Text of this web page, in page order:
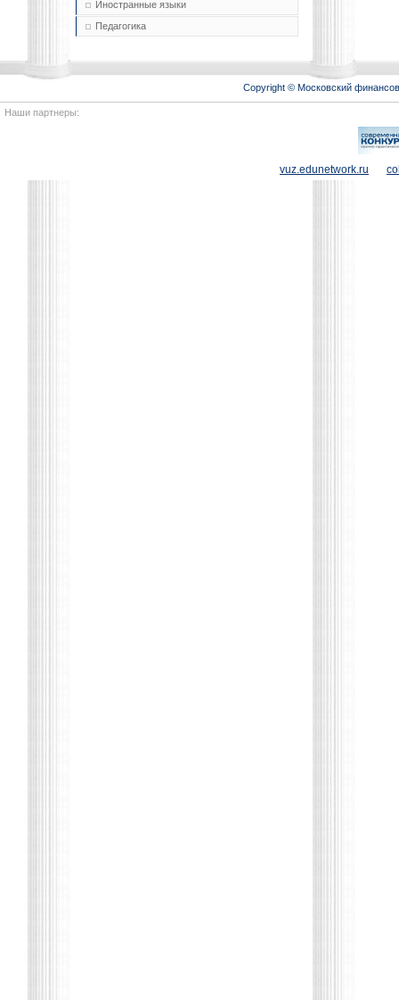
Иностранные языки
Педагогика
Copyright © Московский
Наши партнеры:
vuz.edunetwork.ru